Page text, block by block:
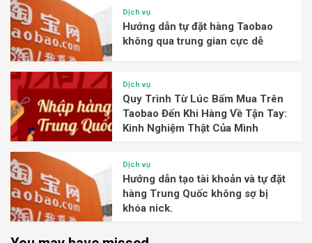
Dịch vụ
Hướng dẫn tự đặt hàng Taobao
không qua trung gian cực dễ
Dịch vụ
Quy Trình Từ Lúc Bấm Mua Trên
Taobao Đến Khi Hàng Về Tận Tay:
Kinh Nghiệm Thật Của Mình
Dịch vụ
Hướng dẫn tạo tài khoản và tự đặt
hàng Trung Quốc không sợ bị
khóa nick.